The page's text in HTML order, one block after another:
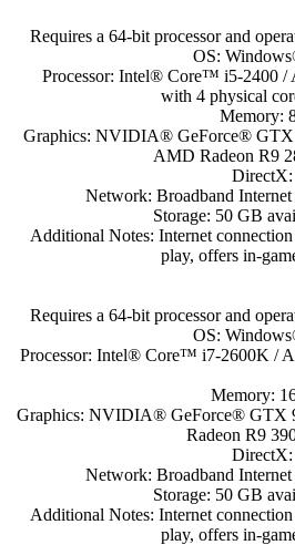
Requires a 64-bit processor and
OS:
Processor: Intel® Core™ i5-2400 /
with 4 physical
Memory:
Graphics: NVIDIA® GeForce®
AMD Radeon R9
DirectX:
Network: Broadband Internet
Storage: 50 GB
Additional Notes: Internet
play, offers in-
Requires a 64-bit processor and
OS:
Processor: Intel® Core™ i7-2600K /
Memory:
Graphics: NVIDIA® GeForce® GTX
Radeon R9
DirectX:
Network: Broadband Internet
Storage: 50 GB
Additional Notes: Internet
play, offers in-